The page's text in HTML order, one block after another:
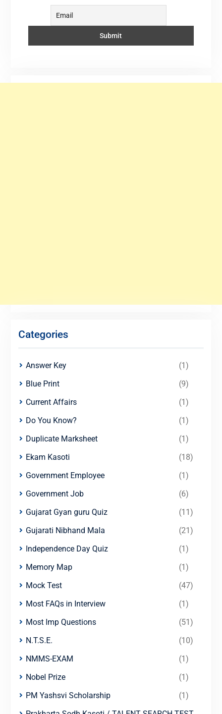
Categories
Answer Key
(1)
Blue Print
(9)
Current Affairs
(1)
Do You Know?
(1)
Duplicate Marksheet
(1)
Ekam Kasoti
(18)
Government Employee
(1)
Government Job
(6)
Gujarat Gyan guru Quiz
(11)
Gujarati Nibhand Mala
(21)
Independence Day Quiz
(1)
Memory Map
(1)
Mock Test
(47)
Most FAQs in Interview
(1)
Most Imp Questions
(51)
N.T.S.E.
(10)
NMMS-EXAM
(1)
Nobel Prize
(1)
PM Yashsvi Scholarship
(1)